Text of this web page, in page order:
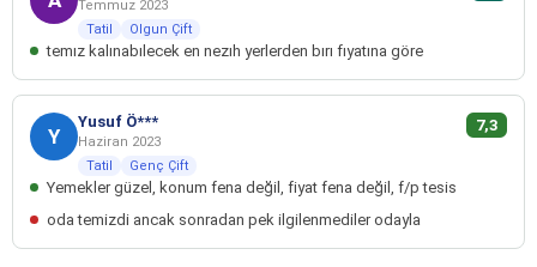
Temmuz 2023
Tatil
Olgun Çift
temız kalınabılecek en nezıh yerlerden bırı fıyatına göre
Y
Yusuf Ö***
Haziran 2023
Tatil
Genç Çift
7,3
Yemekler güzel, konum fena değil, fiyat fena değil, f/p tesis
oda temizdi ancak sonradan pek ilgilenmediler odayla